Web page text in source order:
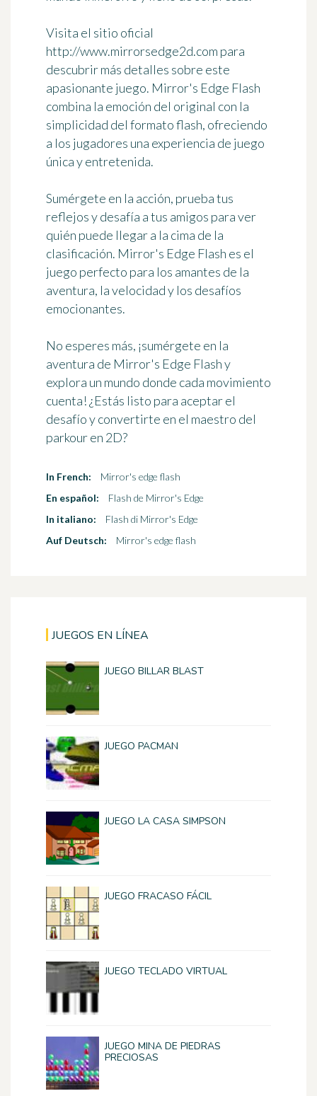
Visita el sitio oficial
http://www.mirrorsedge2d.com para
descubrir más detalles sobre este
apasionante juego. Mirror's Edge Flash
combina la emoción del original con la
simplicidad del formato flash, ofreciendo
a los jugadores una experiencia de juego
única y entretenida.
Sumérgete en la acción, prueba tus
reflejos y desafía a tus amigos para ver
quién puede llegar a la cima de la
clasificación. Mirror's Edge Flash es el
juego perfecto para los amantes de la
aventura, la velocidad y los desafíos
emocionantes.
No esperes más, ¡sumérgete en la
aventura de Mirror's Edge Flash y
explora un mundo donde cada movimiento
cuenta! ¿Estás listo para aceptar el
desafío y convertirte en el maestro del
parkour en 2D?
In French:
Mirror's edge flash
En español:
Flash de Mirror's Edge
In italiano:
Flash di Mirror's Edge
Auf Deutsch:
Mirror's edge flash
JUEGOS EN LÍNEA
JUEGO BILLAR BLAST
JUEGO PACMAN
JUEGO LA CASA SIMPSON
JUEGO FRACASO FÁCIL
JUEGO TECLADO VIRTUAL
JUEGO MINA DE PIEDRAS
PRECIOSAS